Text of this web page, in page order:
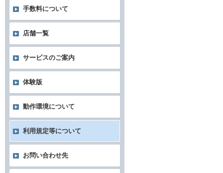
手数料について
店舗一覧
サービスのご案内
体験版
動作環境について
利用規定等について
お問い合わせ先